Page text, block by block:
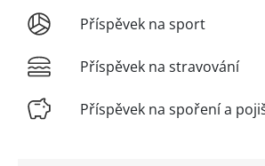
Příspěvek na sport
Příspěvek na stravování
Příspěvek na spoření a